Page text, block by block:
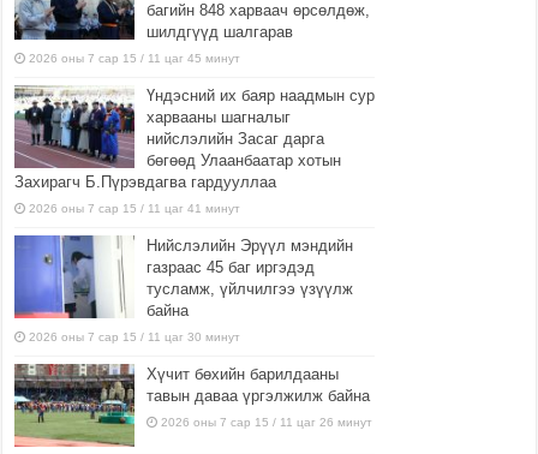
багийн 848 харваач өрсөлдөж,
шилдгүүд шалгарав
2026 оны 7 сар 15 / 11 цаг 45 минут
Үндэсний их баяр наадмын сур
харвааны шагналыг
нийслэлийн Засаг дарга
бөгөөд Улаанбаатар хотын
Захирагч Б.Пүрэвдагва гардууллаа
2026 оны 7 сар 15 / 11 цаг 41 минут
Нийслэлийн Эрүүл мэндийн
газраас 45 баг иргэдэд
тусламж, үйлчилгээ үзүүлж
байна
2026 оны 7 сар 15 / 11 цаг 30 минут
Хүчит бөхийн барилдааны
тавын даваа үргэлжилж байна
2026 оны 7 сар 15 / 11 цаг 26 минут